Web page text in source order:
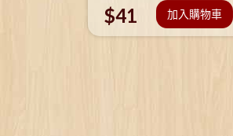
$41 加入購物車